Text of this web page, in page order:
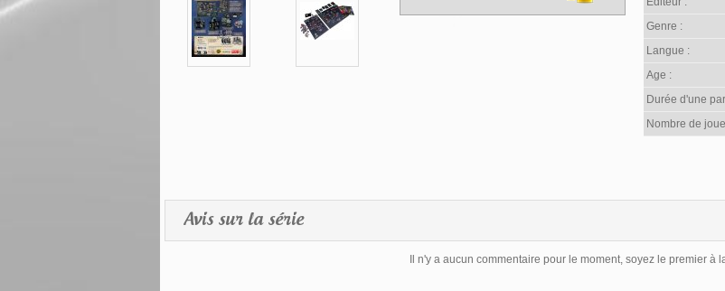
Genre :
Langue :
Age :
Durée d'une
Nombre de
Avis sur la série
Il n'y a aucun commentaire pour le moment, soyez le premier à